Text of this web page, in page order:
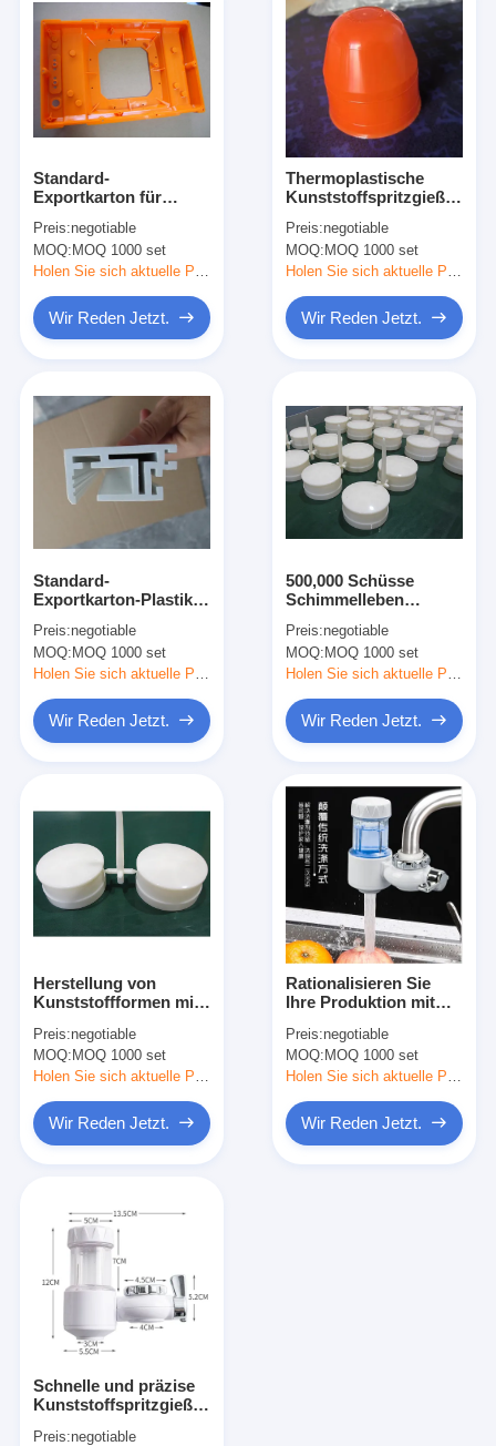
Produkte
Videos
Fälle
Wir Reden Jetzt.
Spritzen-Dienstleistungen
Plastikspritzen-Service
Doppelschuss-Spritzen
Einzelner Schuss-Spritzen
Overmolding-Spritzen
Soem-Spritzen
Silikon-Spritzen
Druckguss-Service
Standard-
Exportkarton für
Preis:negotiable
MOQ:MOQ 1000 set
Holen Sie sich aktuelle Preis
Wir Reden Jetzt.
Thermoplastische
Kunststoffspritzgießerei
Schüsse Schimmelpilz
Leben
Preis:negotiable
MOQ:MOQ 1000 set
Holen Sie sich aktuelle Preis
Wir Reden Jetzt.
Standard-
Exportkarton-Plastik-
2-4 Wochen
Vorlaufzeit
Preis:negotiable
MOQ: MOQ 1000 set
Holen Sie sich aktuelle Preis
Wir Reden Jetzt.
500,000 Schüsse
Schimmelleben
Spritzgießerei Malerei
fertig
Preis:negotiable
MOQ: MOQ 1000 set
Holen Sie sich aktuelle Preis
Wir Reden Jetzt.
Herstellung von
Kunststoffformen mit
Lösungen und
professionellem
Service
Preis:negotiable
MOQ: MOQ 1000 set
Holen Sie sich aktuelle Preis
Wir Reden Jetzt.
Rationalisieren Sie
Ihre Produktion mit
Kunststoffformen
Preis:negotiable
MOQ: MOQ 1000 set
Holen Sie sich aktuelle Preis
Wir Reden Jetzt.
Schnelle und präzise
Kunststoffspritzgießerei
Preis:negotiable